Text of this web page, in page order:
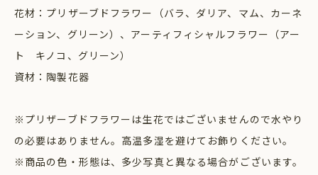
花材：プリザーブドフラワー（バラ、ダリア、マム、カーネ
ーション、グリーン）、アーティフィシャルフラワー（アー
ト キノコ、グリーン）
資材：陶製花器
※プリザーブドフラワーは生花ではございませんので水やり
の必要はありません。高温多湿を避けてお飾りください。
※商品の色・形態は、多少写真と異なる場合がございます。